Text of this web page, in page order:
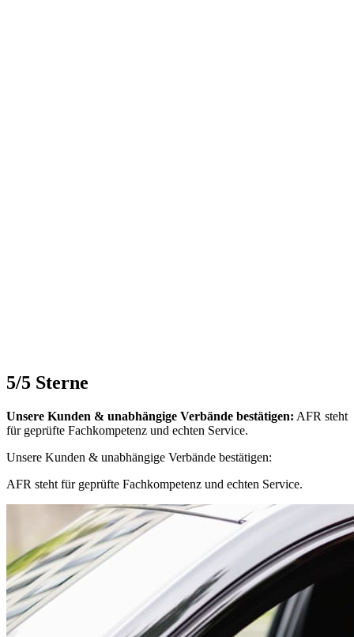
5/5 Sterne
Unsere Kunden & unabhängige Verbände bestätigen: AFR steht
für geprüfte Fachkompetenz und echten Service.
Unsere Kunden & unabhängige Verbände bestätigen:
AFR steht für geprüfte Fachkompetenz und echten Service.